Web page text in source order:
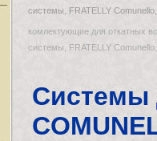
системы, FRATELLY
комлектующие для откатных
системы, FRATELLY
Системы